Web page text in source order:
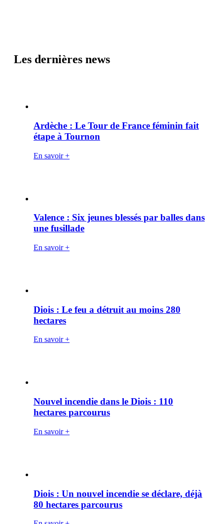
Les dernières news
Ardèche : Le Tour de France féminin fait
étape à Tournon
En savoir +
Valence : Six jeunes blessés par balles dans
une fusillade
En savoir +
Diois : Le feu a détruit au moins 280
hectares
En savoir +
Nouvel incendie dans le Diois : 110
hectares parcourus
En savoir +
Diois : Un nouvel incendie se déclare, déjà
80 hectares parcourus